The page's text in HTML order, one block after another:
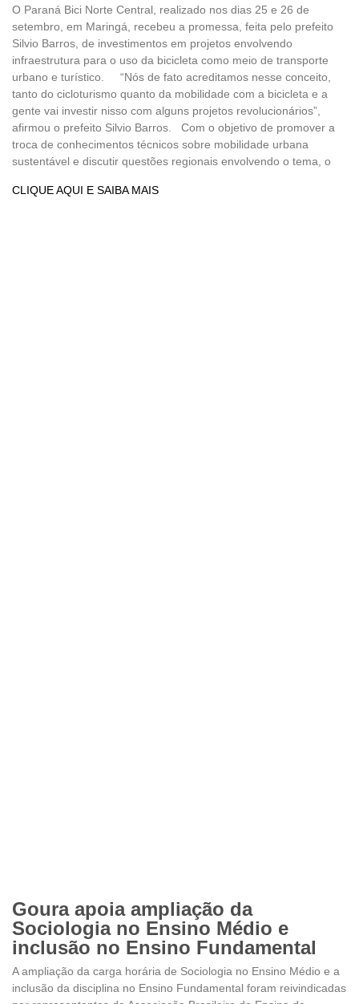
O Paraná Bici Norte Central, realizado nos dias 25 e 26 de
setembro, em Maringá, recebeu a promessa, feita pelo prefeito
Silvio Barros, de investimentos em projetos envolvendo
infraestrutura para o uso da bicicleta como meio de transporte
urbano e turístico. “Nós de fato acreditamos nesse conceito,
tanto do cicloturismo quanto da mobilidade com a bicicleta e a
gente vai investir nisso com alguns projetos revolucionários”,
afirmou o prefeito Silvio Barros. Com o objetivo de promover a
troca de conhecimentos técnicos sobre mobilidade urbana
sustentável e discutir questões regionais envolvendo o tema, o
CLIQUE AQUI E SAIBA MAIS
Goura apoia ampliação da
Sociologia no Ensino Médio e
inclusão no Ensino Fundamental
A ampliação da carga horária de Sociologia no Ensino Médio e a
inclusão da disciplina no Ensino Fundamental foram reivindicadas